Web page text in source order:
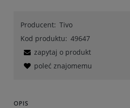
Producent: Tivo
Kod produktu: 49647
zapytaj o produkt
poleć znajomemu
OPIS